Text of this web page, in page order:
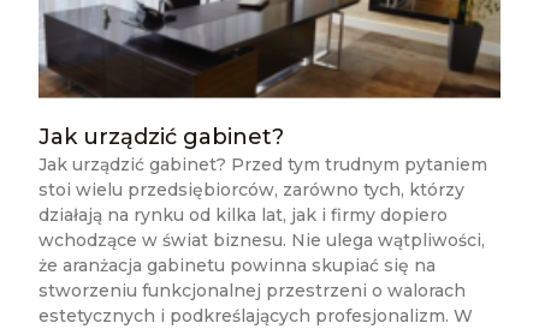
Jak urządzić gabinet?
Jak urządzić gabinet? Przed tym trudnym pytaniem
stoi wielu przedsiębiorców, zarówno tych, którzy
działają na rynku od kilka lat, jak i firmy dopiero
wchodzące w świat biznesu. Nie ulega wątpliwości,
że aranżacja gabinetu powinna skupiać się na
stworzeniu funkcjonalnej przestrzeni o walorach
estetycznych i podkreślających profesjonalizm. W